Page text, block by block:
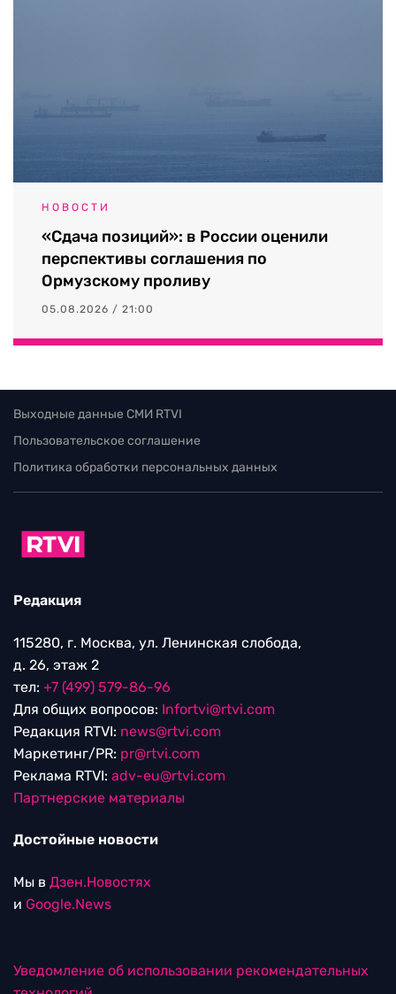
НОВОСТИ
«Сдача позиций»: в России оценили
перспективы соглашения по
Ормузскому проливу
05.08.2026 / 21:00
Выходные данные СМИ RTVI
Пользовательское соглашение
Политика обработки персональных данных
Редакция
115280, г. Москва, ул. Ленинская слобода,
д. 26, этаж 2
тел: +7 (499) 579-86-96
Для общих вопросов: Infortvi@rtvi.com
Редакция RTVI: news@rtvi.com
Маркетинг/PR: pr@rtvi.com
Реклама RTVI: adv-eu@rtvi.com
Партнерские материалы
Достойные новости
Мы в Дзен.Новостях
и Google.News
Уведомление об использовании рекомендательных